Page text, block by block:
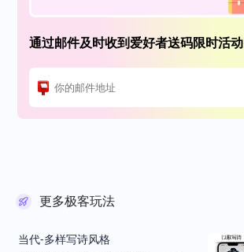
通过邮件及时收到爱好者送码限时活动
更多极客玩法
当代-多样写诗风格